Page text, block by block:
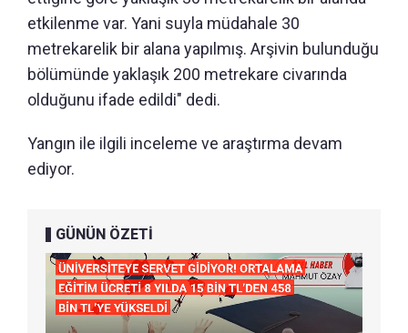
etkilenme var. Yani suyla müdahale 30
metrekarelik bir alana yapılmış. Arşivin bulunduğu
bölümünde yaklaşık 200 metrekare civarında
olduğunu ifade edildi" dedi.
Yangın ile ilgili inceleme ve araştırma devam
ediyor.
GÜNÜN ÖZETİ